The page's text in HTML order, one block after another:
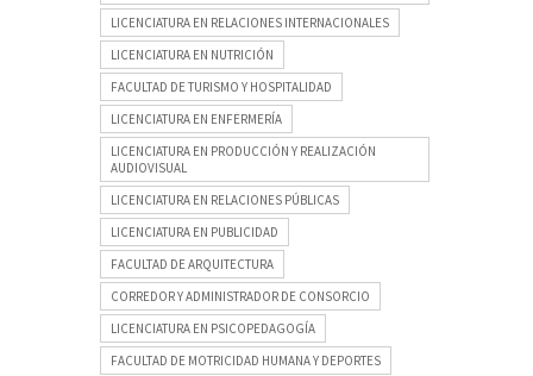
LICENCIATURA EN RELACIONES INTERNACIONALES
LICENCIATURA EN NUTRICIÓN
FACULTAD DE TURISMO Y HOSPITALIDAD
LICENCIATURA EN ENFERMERÍA
LICENCIATURA EN PRODUCCIÓN Y REALIZACIÓN
AUDIOVISUAL
LICENCIATURA EN RELACIONES PÚBLICAS
LICENCIATURA EN PUBLICIDAD
FACULTAD DE ARQUITECTURA
CORREDOR Y ADMINISTRADOR DE CONSORCIO
LICENCIATURA EN PSICOPEDAGOGÍA
FACULTAD DE MOTRICIDAD HUMANA Y DEPORTES